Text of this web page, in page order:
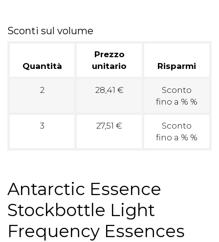
Sconti sul volume
Quantità
Prezzo
unitario
Risparmi
2 28,41 €
Sconto
fino a % %
3 27,51 €
Sconto
fino a % %
Antarctic Essence
Stockbottle Light
Frequency Essences